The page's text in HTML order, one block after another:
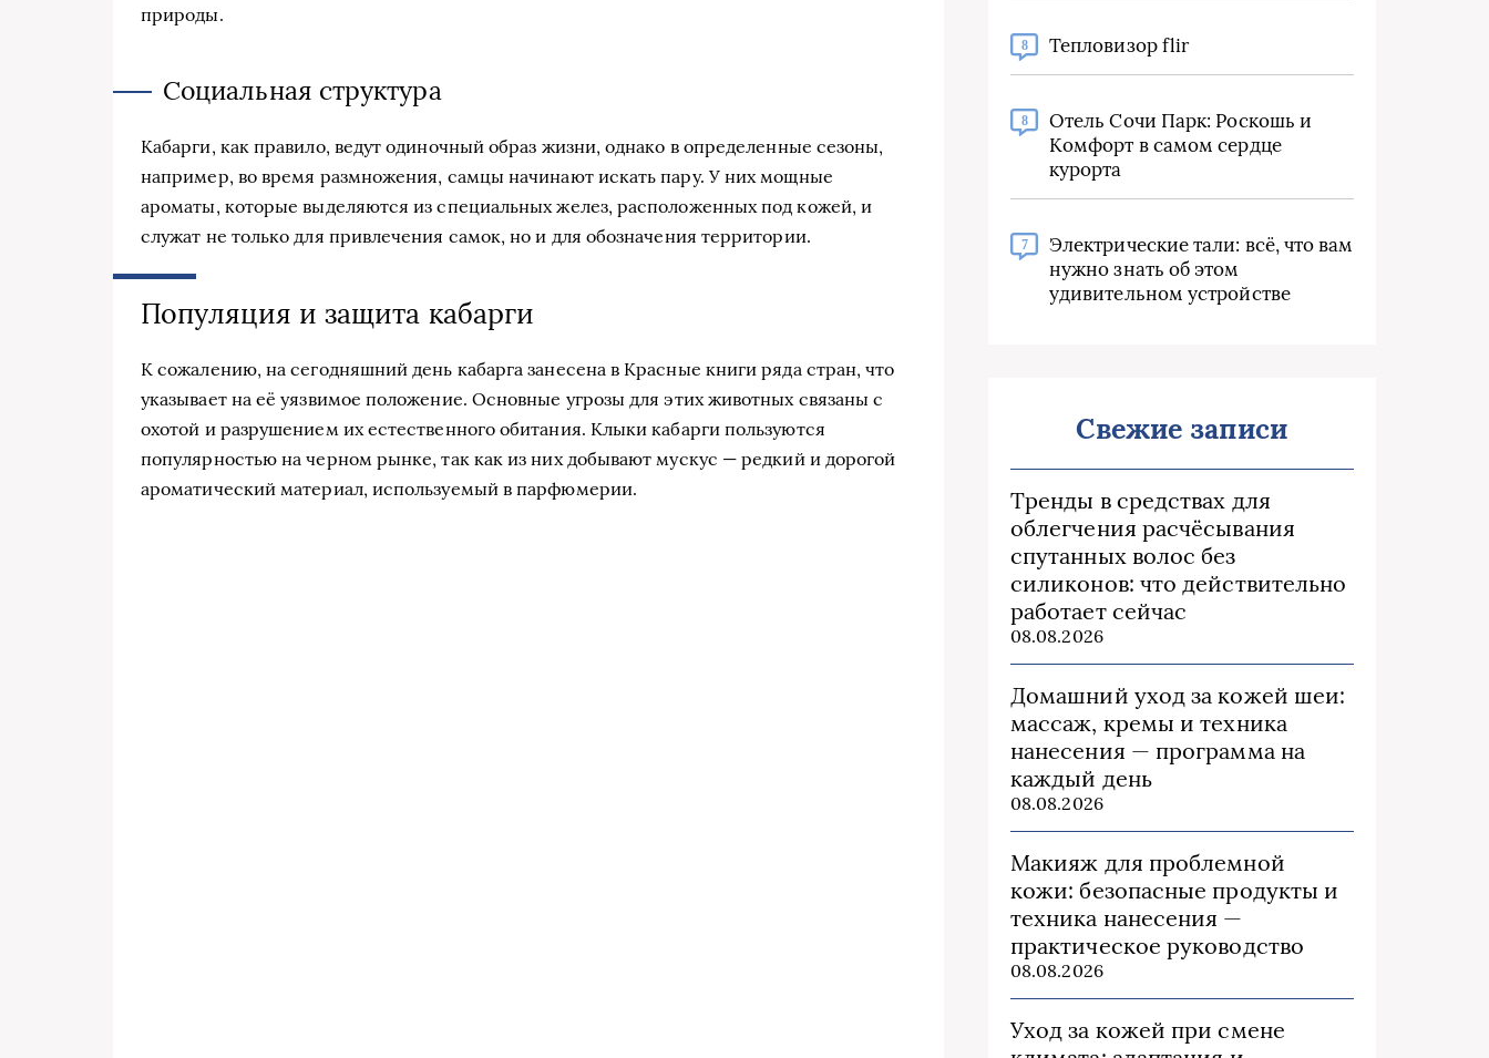
природы.
Социальная структура
Кабарги, как правило, ведут одиночный образ жизни, однако в определенные сезоны,
например, во время размножения, самцы начинают искать пару. У них мощные
ароматы, которые выделяются из специальных желез, расположенных под кожей, и
служат не только для привлечения самок, но и для обозначения территории.
Популяция и защита кабарги
К сожалению, на сегодняшний день кабарга занесена в Красные книги ряда стран, что
указывает на её уязвимое положение. Основные угрозы для этих животных связаны с
охотой и разрушением их естественного обитания. Клыки кабарги пользуются
популярностью на черном рынке, так как из них добывают мускус — редкий и дорогой
ароматический материал, используемый в парфюмерии.
8 Тепловизор flir
8
Отель Сочи Парк: Роскошь и
Комфорт в самом сердце
курорта
7
Электрические тали: всё, что вам
нужно знать об этом
удивительном устройстве
Свежие записи
Тренды в средствах для
облегчения расчёсывания
спутанных волос без
силиконов: что действительно
работает сейчас
08.08.2026
Домашний уход за кожей шеи:
массаж, кремы и техника
нанесения — программа на
каждый день
08.08.2026
Макияж для проблемной
кожи: безопасные продукты и
техника нанесения —
практическое руководство
08.08.2026
Уход за кожей при смене